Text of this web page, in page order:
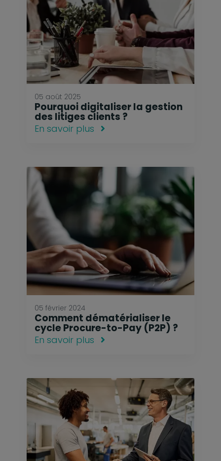
05 août 2025
Pourquoi digitaliser la gestion
des litiges clients ?
En savoir plus
05 février 2024
Comment dématérialiser le
cycle Procure-to-Pay (P2P) ?
En savoir plus